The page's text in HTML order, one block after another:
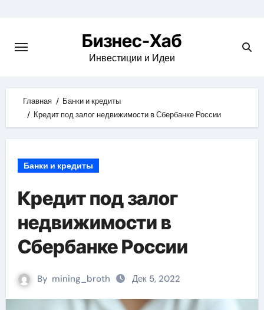
content
Бизнес-Хаб
Инвестиции и Идеи
Главная
Банки и кредиты
Кредит под залог недвижимости в Сбербанке России
Банки и кредиты
Кредит под залог
недвижимости в
Сбербанке России
By mining_broth Дек 5, 2022